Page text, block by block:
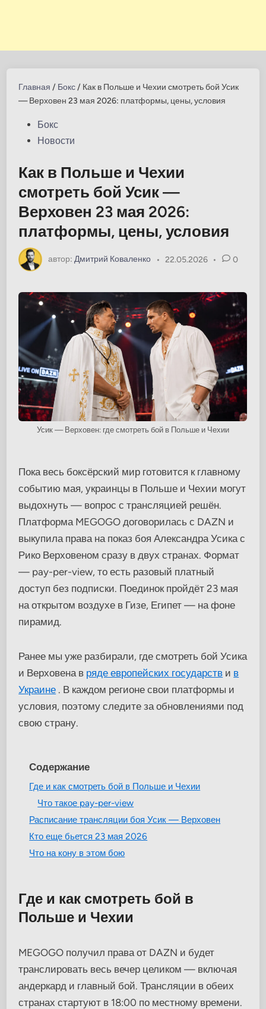
Главная / Бокс/ Как в Польше и Чехии смотреть бой Усик
— Верховен 23 мая 2026: платформы, цены, условия
Опубликовано
Бокс
Новости
Как в Польше и Чехии
смотреть бой Усик —
Верховен 23 мая 2026:
платформы, цены, условия
автор:Дмитрий Коваленко • 22.05.2026 • 0
Усик — Верховен: где смотреть бой в Польше и Чехии
Пока весь боксёрский мир готовится к главному
событию мая, украинцы в Польше и Чехии могут
выдохнуть — вопрос с трансляцией решён.
Платформа MEGOGO договорилась с DAZN и
выкупила права на показ боя Александра Усика с
Рико Верховеном сразу в двух странах. Формат
— pay-per-view, то есть разовый платный
доступ без подписки. Поединок пройдёт 23 мая
на открытом воздухе в Гизе, Египет — на фоне
пирамид.
Ранее мы уже разбирали, где смотреть бой Усика
и Верховена в ряде европейских государств и в
Украине . В каждом регионе свои платформы и
условия, поэтому следите за обновлениями под
свою страну.
Содержание
Где и как смотреть бой в Польше и Чехии
Что такое pay-per-view
Расписание трансляции боя Усик — Верховен
Кто еще бьется 23 мая 2026
Что на кону в этом бою
Где и как смотреть бой в
Польше и Чехии
MEGOGO получил права от DAZN и будет
транслировать весь вечер целиком — включая
андеркард и главный бой. Трансляции в обеих
странах стартуют в 18:00 по местному времени.